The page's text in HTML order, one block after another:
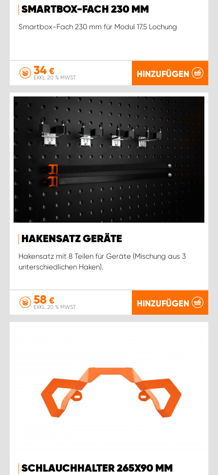
SMARTBOX-FACH 230 MM
Smartbox-Fach 230 mm für Modul 17.5 Lochung
34 €
EXKL. 20 % MWST. HINZUFÜGEN
HAKENSATZ GERÄTE
Hakensatz mit 8 Teilen für Geräte (Mischung aus 3
unterschiedlichen Haken).
58 €
EXKL. 20 % MWST. HINZUFÜGEN
SCHLAUCHHALTER 265X90 MM